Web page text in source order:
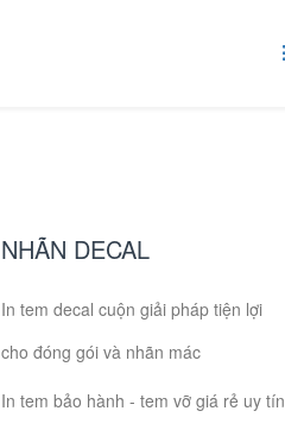
NHÃN DECAL
In tem decal cuộn giải pháp tiện lợi
cho đóng gói và nhãn mác
In tem bảo hành - tem vỡ giá rẻ uy tín